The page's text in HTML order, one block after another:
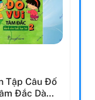
Tập Câu Đố
Đắc Dành